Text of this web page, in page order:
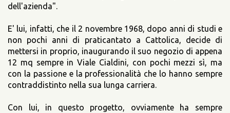
dell'azienda".
E' lui, infatti, che il 2 novembre 1968, dopo anni di studi e
non pochi anni di praticantato a Cattolica, decide di
mettersi in proprio, inaugurando il suo negozio di appena
12 mq sempre in Viale Cialdini, con pochi mezzi sì, ma
con la passione e la professionalità che lo hanno sempre
contraddistinto nella sua lunga carriera.
Con lui, in questo progetto, ovviamente ha sempre